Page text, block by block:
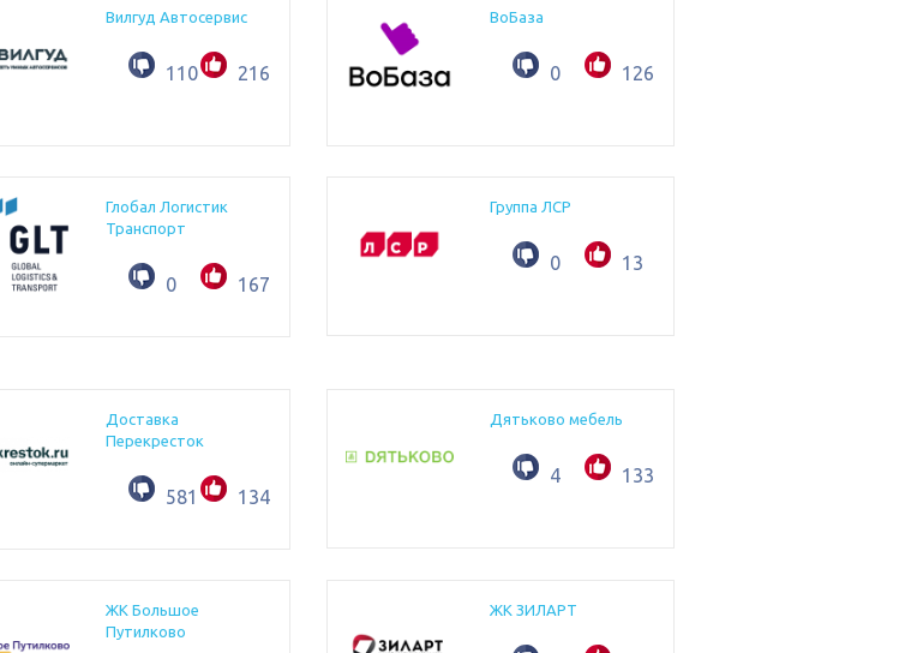
Вилгуд Автосервис
110 216
ВоБаза
0 126
Глобал Логистик
Транспорт
0 167
Группа ЛСР
0 13
Доставка
Перекресток
581 1344
Дятьково мебель
4 133
ЖК Большое
Путилково
ЖК ЗИЛАРТ